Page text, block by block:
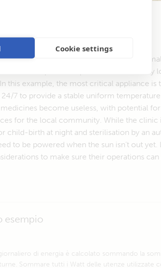
Cookie settings
come in many sizes, but most of the
Their power requirement is relatively
this example, the most critical appliance is
7 to provide a stable uniform
become useless, with potential
for the local community. While the clinic
child-birth at night and sterilisation by an
to be powered when the sun isn’t out yet.
to make sure their operations can
esempio
di energia è calcolato sommando la
Sommare tutti i Watt delle utenze utilizzate